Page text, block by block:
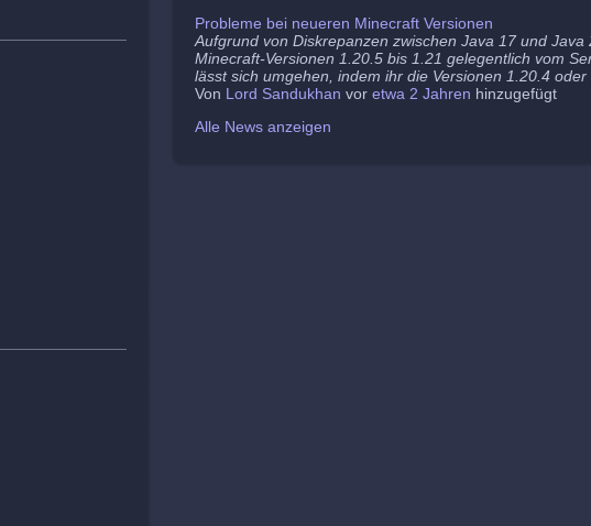
Probleme bei neueren Minecraft Versionen
Aufgrund von Diskrepanzen zwischen Java 17 und
Minecraft-Versionen 1.20.5 bis 1.21 gelegentlich vom
lässt sich umgehen, indem ihr die Versionen 1.20.4 oder
Von Lord Sandukhan vor etwa 2 Jahren hinzugefügt
Alle News anzeigen